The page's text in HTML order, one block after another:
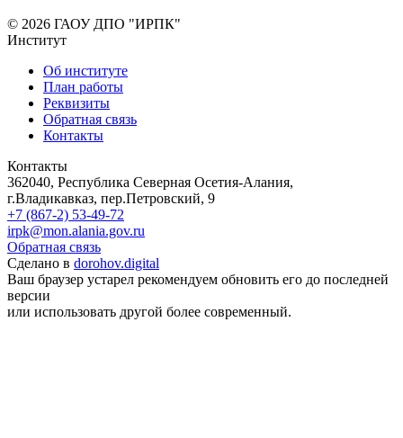
© 2026 ГАОУ ДПО "ИРПК"
Институт
Об институте
План работы
Реквизиты
Обратная связь
Контакты
Контакты
362040, Республика Северная Осетия-Алания,
г.Владикавказ, пер.Петровский, 9
+7 (867-2) 53-49-72
irpk@mon.alania.gov.ru
Обратная связь
Сделано в dorohov.digital
Ваш браузер устарел рекомендуем обновить его до последней
версии
или использовать другой более современный.